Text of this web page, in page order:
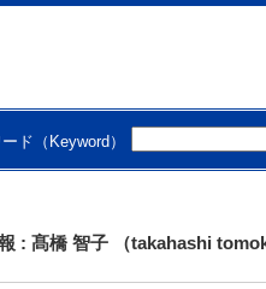
ド（Keyword）
: 髙橋 智子 （takahashi